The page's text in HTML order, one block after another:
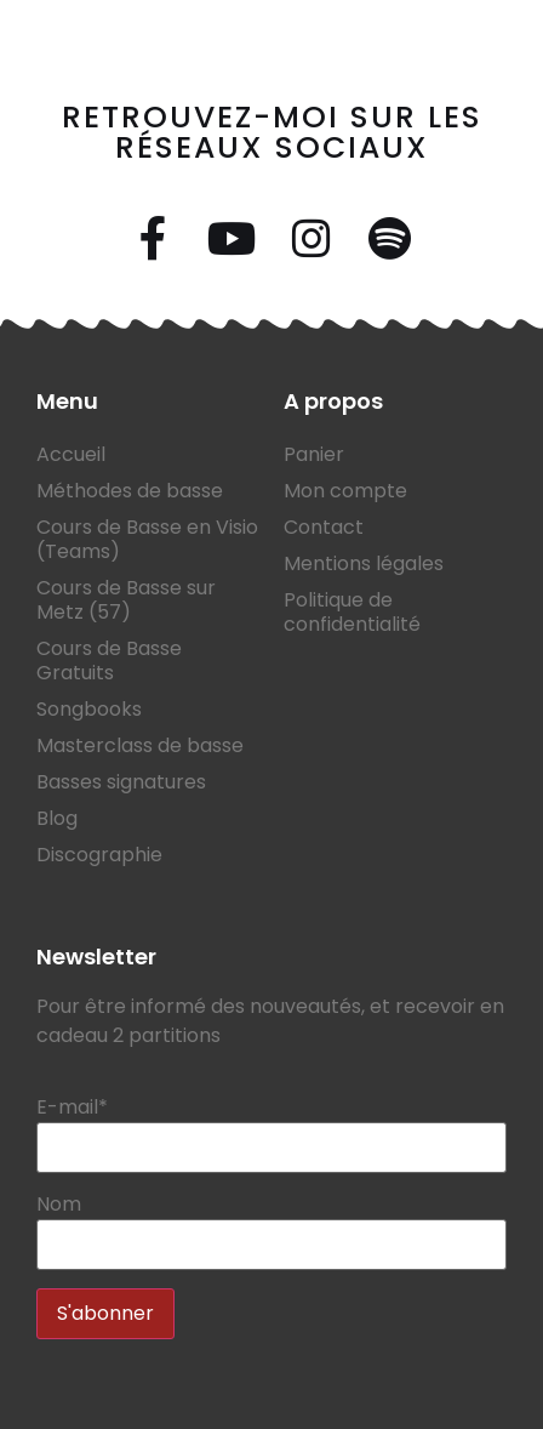
RETROUVEZ-MOI SUR LES
RÉSEAUX SOCIAUX
Menu
Accueil
Méthodes de basse
Cours de Basse en Visio
(Teams)
Cours de Basse sur
Metz (57)
Cours de Basse
Gratuits
Songbooks
Masterclass de basse
Basses signatures
Blog
Discographie
A propos
Panier
Mon compte
Contact
Mentions légales
Politique de
confidentialité
Newsletter
Pour être informé des nouveautés, et recevoir en
cadeau 2 partitions
E-mail*
Nom